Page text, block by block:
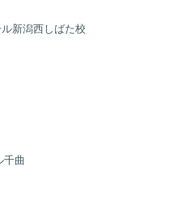
新潟西しばた校
千曲